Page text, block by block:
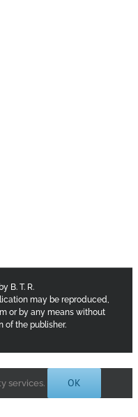
B. T. R.
may be reproduced,
or by any means without
of the publisher.
services. OK